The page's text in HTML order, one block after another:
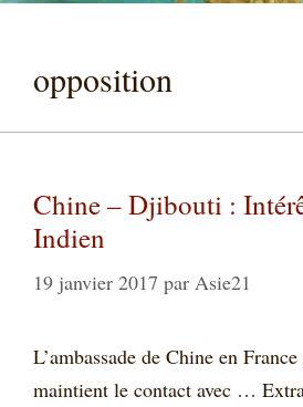
opposition
Chine – Djibouti :
Indien
19 janvier 2017 par Asie21
L’ambassade de Chine en
maintient le contact avec …